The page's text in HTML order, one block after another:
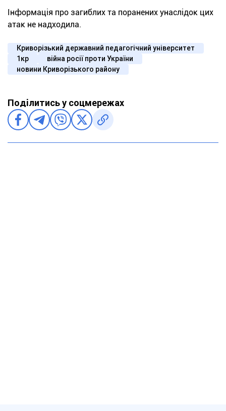
Інформація про загиблих та поранених унаслідок цих
атак не надходила.
Криворізький державний педагогічний університет
1кр
війна росії проти України
новини Криворізького району
Поділитись у соцмережах